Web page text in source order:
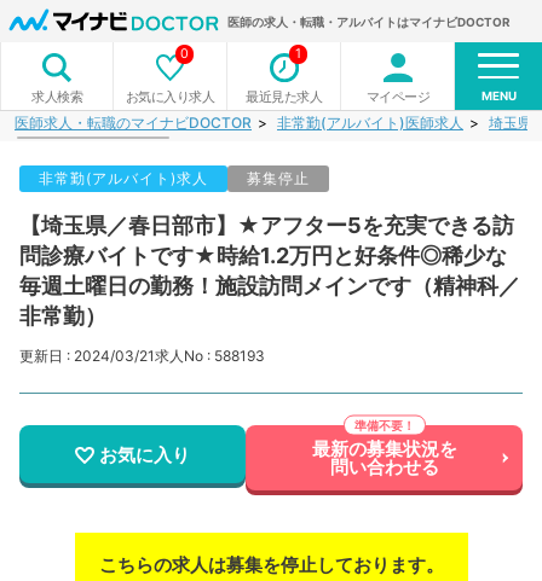
医師の求人・転職・アルバイトはマイナビDOCTOR
求人検索 お気に入り求人
0
最近見た求人
1
マイページ MENU
医師求人・転職のマイナビDOCTOR 非常勤(アルバイト)医師求人 埼玉県
非常勤(アルバイト)求人 募集停止
【埼玉県／春日部市】★アフター5を充実できる訪
問診療バイトです★時給1.2万円と好条件◎稀少な
毎週土曜日の勤務！施設訪問メインです（精神科／
非常勤）
更新日 : 2024/03/21求人No : 588193
お気に入り 最新の募集状況を
問い合わせる
こちらの求人は募集を停止しております。